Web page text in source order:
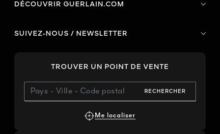
DÉCOUVRIR GUERLAIN.COM
SUIVEZ-NOUS / NEWSLETTER
TROUVER UN POINT DE VENTE
RECHERCHER
Me localiser